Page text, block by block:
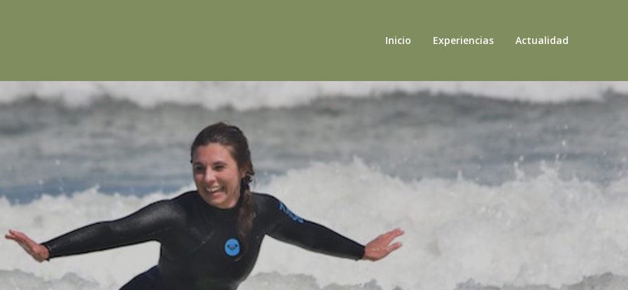
Inicio Experiencias Actualidad